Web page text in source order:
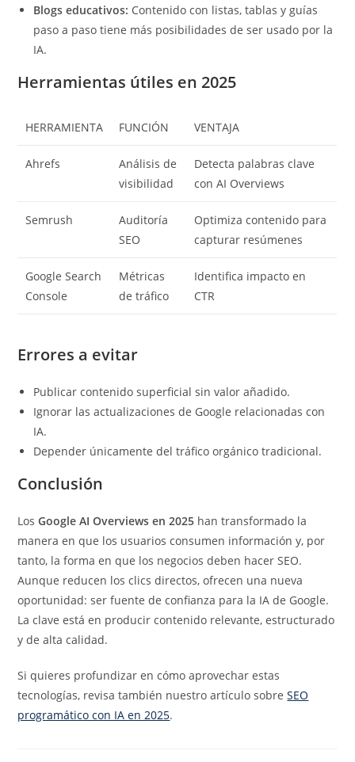
Blogs educativos: Contenido con listas, tablas y guías
paso a paso tiene más posibilidades de ser usado por la
IA.
Herramientas útiles en 2025
HERRAMIENTA FUNCIÓN VENTAJA
Ahrefs
Análisis de
visibilidad
Detecta palabras clave
con AI Overviews
Semrush
Auditoría
SEO
Optimiza contenido para
capturar resúmenes
Google Search
Console
Métricas
de tráfico
Identifica impacto en
CTR
Errores a evitar
Publicar contenido superficial sin valor añadido.
Ignorar las actualizaciones de Google relacionadas con
IA.
Depender únicamente del tráfico orgánico tradicional.
Conclusión
LosGoogle AI Overviews en 2025 han transformado la
manera en que los usuarios consumen información y, por
tanto, la forma en que los negocios deben hacer SEO.
Aunque reducen los clics directos, ofrecen una nueva
oportunidad: ser fuente de confianza para la IA de Google.
La clave está en producir contenido relevante, estructurado
y de alta calidad.
Si quieres profundizar en cómo aprovechar estas
tecnologías, revisa también nuestro artículo sobreSEO
programático con IA en 2025.